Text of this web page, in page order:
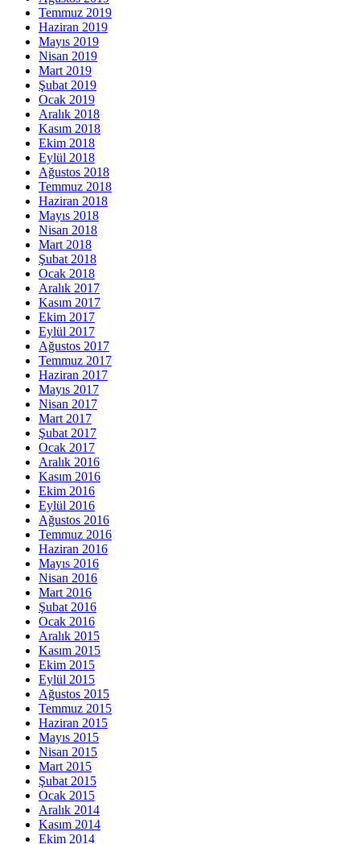
Temmuz 2019
Haziran 2019
Mayıs 2019
Nisan 2019
Mart 2019
Şubat 2019
Ocak 2019
Aralık 2018
Kasım 2018
Ekim 2018
Eylül 2018
Ağustos 2018
Temmuz 2018
Haziran 2018
Mayıs 2018
Nisan 2018
Mart 2018
Şubat 2018
Ocak 2018
Aralık 2017
Kasım 2017
Ekim 2017
Eylül 2017
Ağustos 2017
Temmuz 2017
Haziran 2017
Mayıs 2017
Nisan 2017
Mart 2017
Şubat 2017
Ocak 2017
Aralık 2016
Kasım 2016
Ekim 2016
Eylül 2016
Ağustos 2016
Temmuz 2016
Haziran 2016
Mayıs 2016
Nisan 2016
Mart 2016
Şubat 2016
Ocak 2016
Aralık 2015
Kasım 2015
Ekim 2015
Eylül 2015
Ağustos 2015
Temmuz 2015
Haziran 2015
Mayıs 2015
Nisan 2015
Mart 2015
Şubat 2015
Ocak 2015
Aralık 2014
Kasım 2014
Ekim 2014